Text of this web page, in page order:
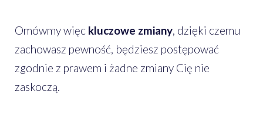
Omówmy więc kluczowe zmiany , dzięki czemu
zachowasz pewność, będziesz postępować
zgodnie z prawem i żadne zmiany Cię nie
zaskoczą.